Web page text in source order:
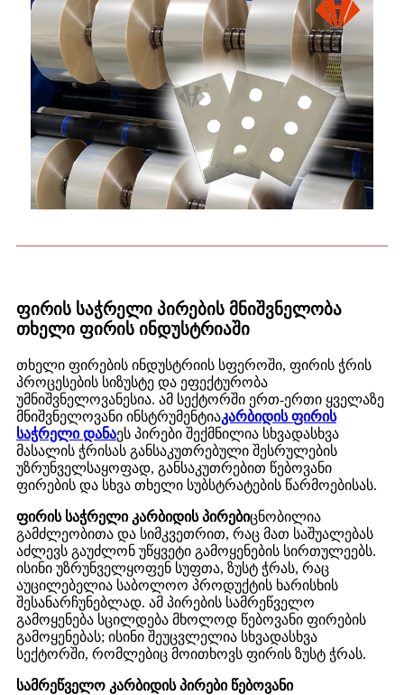
ფირის საჭრელი პირების მნიშვნელობა
თხელი ფირის ინდუსტრიაში
თხელი ფირების ინდუსტრიის სფეროში, ფირის ჭრის
პროცესების სიზუსტე და ეფექტურობა
უმნიშვნელოვანესია. ამ სექტორში ერთ-ერთი ყველაზე
მნიშვნელოვანი ინსტრუმენტიაკარბიდის ფირის
საჭრელი დანაეს პირები შექმნილია სხვადასხვა
მასალის ჭრისას განსაკუთრებული შესრულების
უზრუნველსაყოფად, განსაკუთრებით წებოვანი
ფირების და სხვა თხელი სუბსტრატების წარმოებისას.
ფირის საჭრელი კარბიდის პირებიცნობილია
გამძლეობითა და სიმკვეთრით, რაც მათ საშუალებას
აძლევს გაუძლონ უწყვეტი გამოყენების სირთულეებს.
ისინი უზრუნველყოფენ სუფთა, ზუსტ ჭრას, რაც
აუცილებელია საბოლოო პროდუქტის ხარისხის
შესანარჩუნებლად. ამ პირების სამრეწველო
გამოყენება სცილდება მხოლოდ წებოვანი ფირების
გამოყენებას; ისინი შეუცვლელია სხვადასხვა
სექტორში, რომლებიც მოითხოვს ფირის ზუსტ ჭრას.
სამრეწველო კარბიდის პირები წებოვანი